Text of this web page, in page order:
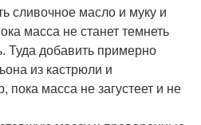
сливочное масло и муку и
масса не станет темнеть
Туда добавить примерно
из кастрюли и
масса не загустеет и не